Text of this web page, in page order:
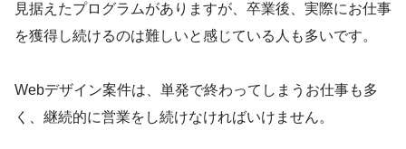
見据えたプログラムがありますが、卒業後、実際にお仕事
を獲得し続けるのは難しいと感じている人も多いです。
Webデザイン案件は、単発で終わってしまうお仕事も多
く、継続的に営業をし続けなければいけません。